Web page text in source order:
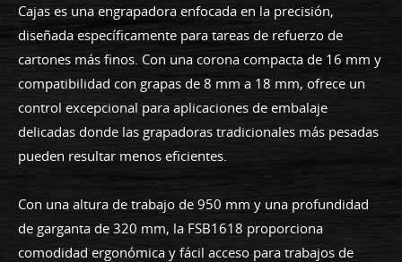
Cajas es una engrapadora enfocada en la precisión,
diseñada específicamente para tareas de refuerzo de
cartones más finos. Con una corona compacta de 16 mm y
compatibilidad con grapas de 8 mm a 18 mm, ofrece un
control excepcional para aplicaciones de embalaje
delicadas donde las grapadoras tradicionales más pesadas
pueden resultar menos eficientes.
Con una altura de trabajo de 950 mm y una profundidad
de garganta de 320 mm, la FSB1618 proporciona
comodidad ergonómica y fácil acceso para trabajos de